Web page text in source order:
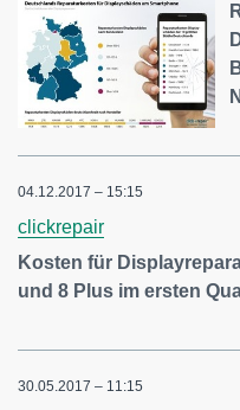
04.12.2017 – 15:15
clickrepair
Kosten für
und 8 Plus im ersten
30.05.2017 – 11:15